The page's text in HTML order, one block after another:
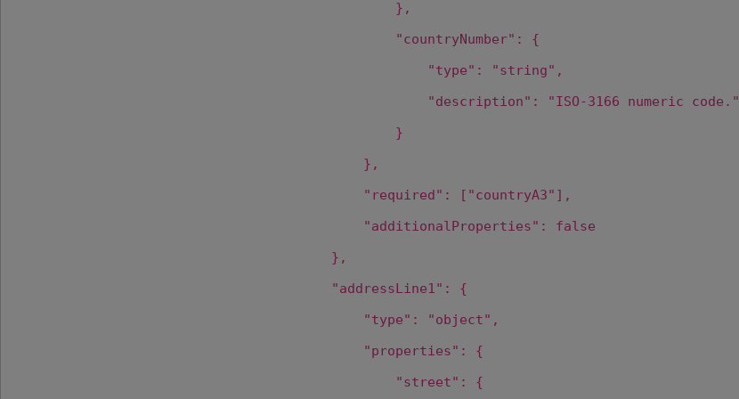
},
"countryNumber" : {
"type" : "string" ,
"description" :
"ISO-3166 numeric code."
}
},
"required" : [ "countryA3" ],
"additionalProperties" : false
},
"addressLine1" : {
"type" : "object" ,
"properties" : {
"street" : {